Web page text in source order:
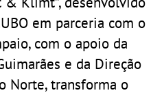
em parceria com o
com o apoio da
e da Direção
Norte, transforma o